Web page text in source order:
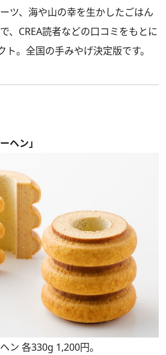
ツ、海や山の幸を生かしたごはん
、CREA読者などの口コミをもとに
。全国の手みやげ決定版です。
ヘン」
ン 各330g 1,200円。